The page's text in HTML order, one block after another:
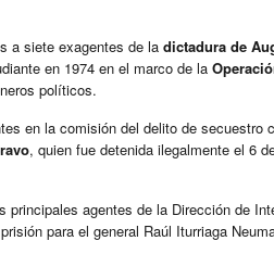
a siete exagentes de la dictadura de
en 1974 en el marco de la
políticos.
en la comisión del delito de secuestro
, quien fue detenida ilegalmente el 6
agentes de la Dirección de
para el general Raúl Iturriaga